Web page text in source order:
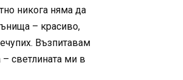
никога няма да
– красиво,
Възпитавам
светлината ми в